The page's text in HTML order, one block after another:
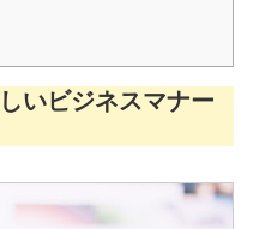
いビジネスマナー